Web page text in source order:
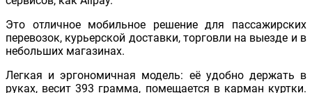
Это отличное мобильное решение для пассажирских
перевозок, курьерской доставки, торговли на выезде и в
небольших магазинах.
Легкая и эргономичная модель: её удобно держать в
руках, весит 393 грамма, помещается в карман куртки.